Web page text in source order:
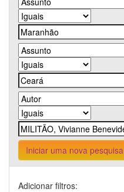
Iniciar uma nova pesquisa
Adicionar filtros: